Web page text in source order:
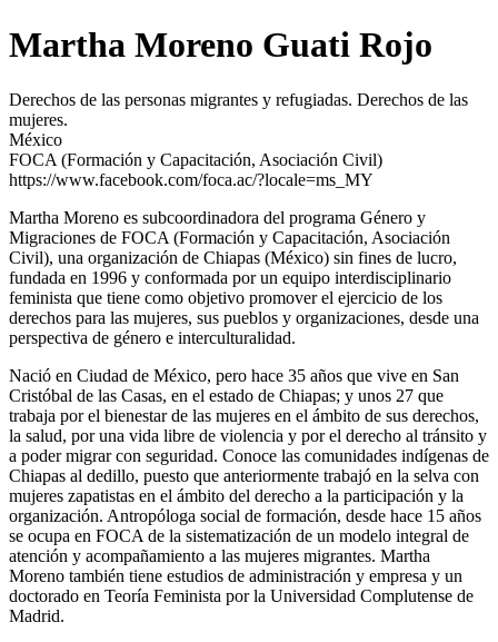
Martha Moreno Guati Rojo
Derechos de las personas migrantes y refugiadas. Derechos de las
mujeres.
México
FOCA (Formación y Capacitación, Asociación Civil)
https://www.facebook.com/foca.ac/?locale=ms_MY
Martha Moreno es subcoordinadora del programa Género y
Migraciones de FOCA (Formación y Capacitación, Asociación
Civil), una organización de Chiapas (México) sin fines de lucro,
fundada en 1996 y conformada por un equipo interdisciplinario
feminista que tiene como objetivo promover el ejercicio de los
derechos para las mujeres, sus pueblos y organizaciones, desde una
perspectiva de género e interculturalidad.
Nació en Ciudad de México, pero hace 35 años que vive en San
Cristóbal de las Casas, en el estado de Chiapas; y unos 27 que
trabaja por el bienestar de las mujeres en el ámbito de sus derechos,
la salud, por una vida libre de violencia y por el derecho al tránsito y
a poder migrar con seguridad. Conoce las comunidades indígenas de
Chiapas al dedillo, puesto que anteriormente trabajó en la selva con
mujeres zapatistas en el ámbito del derecho a la participación y la
organización. Antropóloga social de formación, desde hace 15 años
se ocupa en FOCA de la sistematización de un modelo integral de
atención y acompañamiento a las mujeres migrantes. Martha
Moreno también tiene estudios de administración y empresa y un
doctorado en Teoría Feminista por la Universidad Complutense de
Madrid.